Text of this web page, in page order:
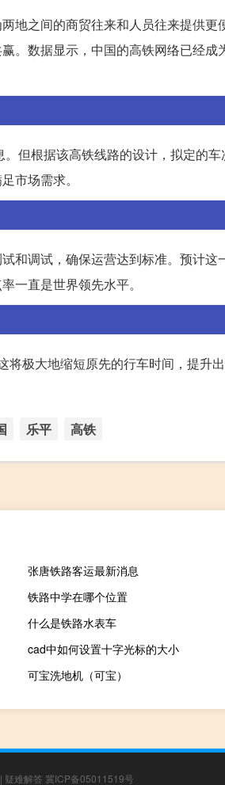
地之间的商贸往来和人员往来提供更
。数据显示，中国的高铁网络已经成
但根据该高铁线路的设计，拟定的
市场需求。
和调试，确保运营达到标准。预计这
一直是世界领先水平。
极大地缩短原先的行车时间，提升
乐平 高铁
张唐铁路客运最新消息
铁路中学在哪个位置
什么是铁路水表车
cad中如何设置十字光标的大小
可宝洗地机（可宝）
| 疑难解答 冀ICP备05011519号